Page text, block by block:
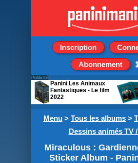
Inscription
Abonnement
Menu > Tous les albums >
Dessins animés TV
Miraculous :
Sticker Album -
Publicité
Panini Les Animaux
Fantastiques - Le film
2022
Boite de 24 pochettes
de 4 stickers + 1 carte